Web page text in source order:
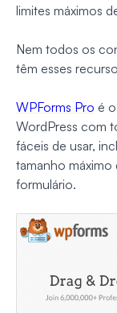
limites máximos
Nem todos os
têm esses
WPForms Pro é
WordPress com
fáceis de usar,
tamanho máximo
formulário.